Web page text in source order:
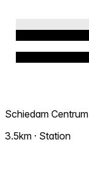
Schiedam Centrum
3.5km · Station